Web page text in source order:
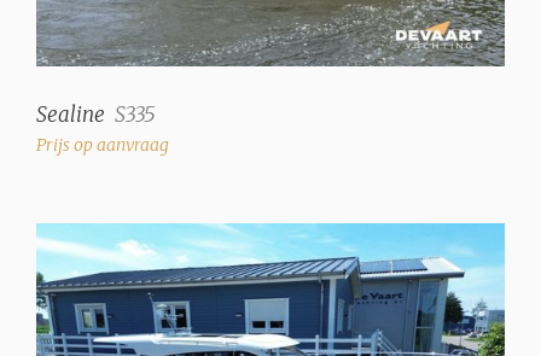
Sealine S335
Prijs op aanvraag